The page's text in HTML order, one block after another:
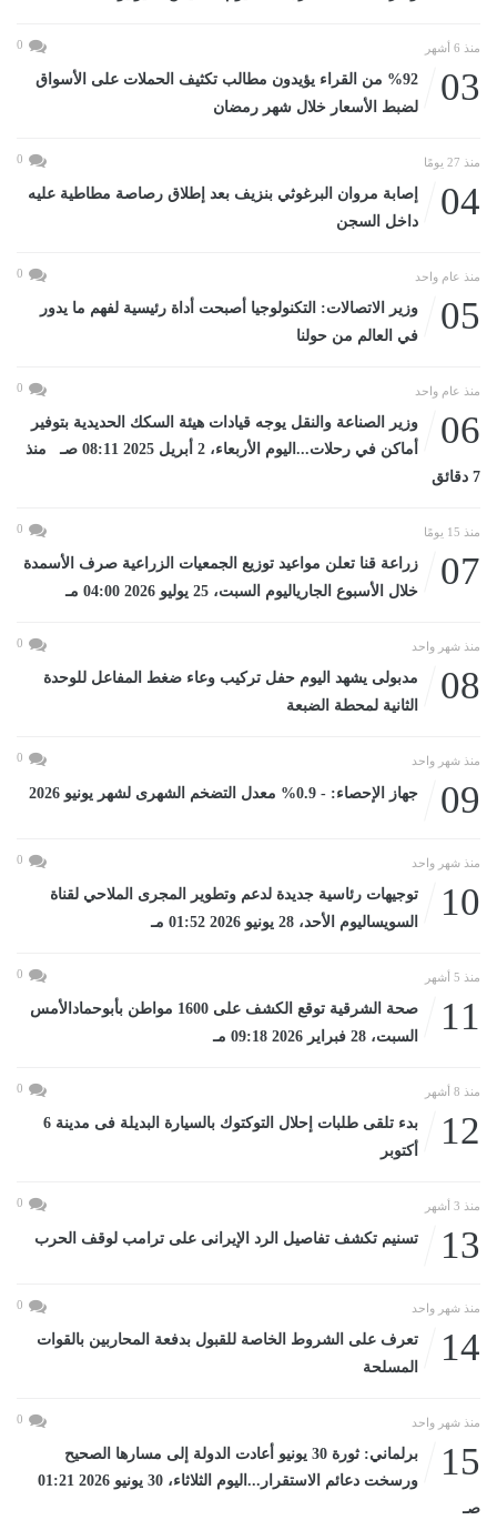
منذ 6 أشهر 0
03
%92 من القراء يؤيدون مطالب تكثيف الحملات على الأسواق
لضبط الأسعار خلال شهر رمضان
منذ 27 يومًا 0
04
إصابة مروان البرغوثي بنزيف بعد إطلاق رصاصة مطاطية عليه
داخل السجن
منذ عام واحد 0
05
وزير الاتصالات: التكنولوجيا أصبحت أداة رئيسية لفهم ما يدور
في العالم من حولنا
منذ عام واحد 0
06
وزير الصناعة والنقل يوجه قيادات هيئة السكك الحديدية بتوفير
أماكن في رحلات...اليوم الأربعاء، 2 أبريل 2025 08:11 صـ منذ
7 دقائق
منذ 15 يومًا 0
07
زراعة قنا تعلن مواعيد توزيع الجمعيات الزراعية صرف الأسمدة
خلال الأسبوع الجارياليوم السبت، 25 يوليو 2026 04:00 مـ
منذ شهر واحد 0
08
مدبولى يشهد اليوم حفل تركيب وعاء ضغط المفاعل للوحدة
الثانية لمحطة الضبعة
منذ شهر واحد 0
09 جهاز الإحصاء: - 0.9% معدل التضخم الشهرى لشهر يونيو 2026
منذ شهر واحد 0
10
توجيهات رئاسية جديدة لدعم وتطوير المجرى الملاحي لقناة
السويساليوم الأحد، 28 يونيو 2026 01:52 مـ
منذ 5 أشهر 0
11
صحة الشرقية توقع الكشف على 1600 مواطن بأبوحمادالأمس
السبت، 28 فبراير 2026 09:18 مـ
منذ 8 أشهر 0
12
بدء تلقى طلبات إحلال التوكتوك بالسيارة البديلة فى مدينة 6
أكتوبر
منذ 3 أشهر 0
13 تسنيم تكشف تفاصيل الرد الإيرانى على ترامب لوقف الحرب
منذ شهر واحد 0
14
تعرف على الشروط الخاصة للقبول بدفعة المحاربين بالقوات
المسلحة
منذ شهر واحد 0
15
برلماني: ثورة 30 يونيو أعادت الدولة إلى مسارها الصحيح
ورسخت دعائم الاستقرار...اليوم الثلاثاء، 30 يونيو 2026 01:21
صـ